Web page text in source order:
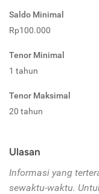
Saldo Minimal
Rp100.000
Tenor Minimal
1 tahun
Tenor Maksimal
20 tahun
Ulasan
Informasi yang
sewaktu-waktu.